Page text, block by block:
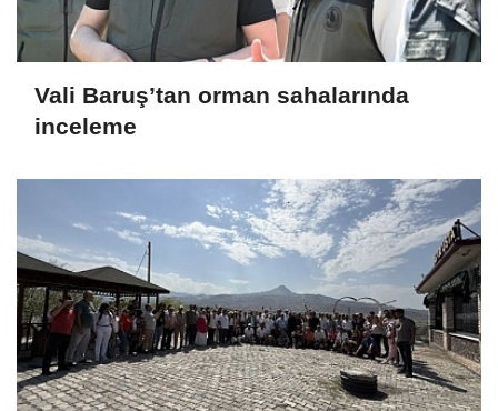
Vali Baruş’tan orman sahalarında
inceleme